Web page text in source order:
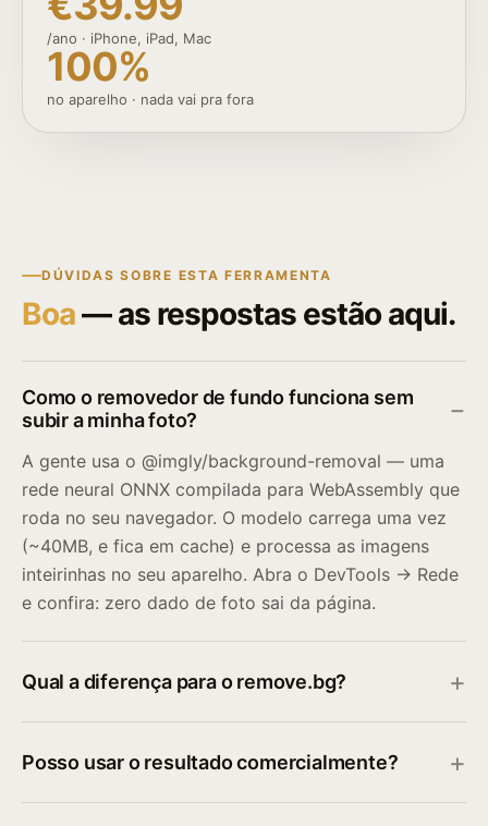
/ano · iPhone, iPad, Mac
100%
no aparelho · nada vai pra fora
DÚVIDAS SOBRE ESTA FERRAMENTA
Boa— as respostas estão aqui.
Como o removedor de fundo funciona sem
subir a minha foto?
A gente usa o @imgly/background-removal — uma
rede neural ONNX compilada para WebAssembly que
roda no seu navegador. O modelo carrega uma vez
(~40MB, e fica em cache) e processa as imagens
inteirinhas no seu aparelho. Abra o DevTools → Rede
e confira: zero dado de foto sai da página.
Qual a diferença para o remove.bg?
Posso usar o resultado comercialmente?